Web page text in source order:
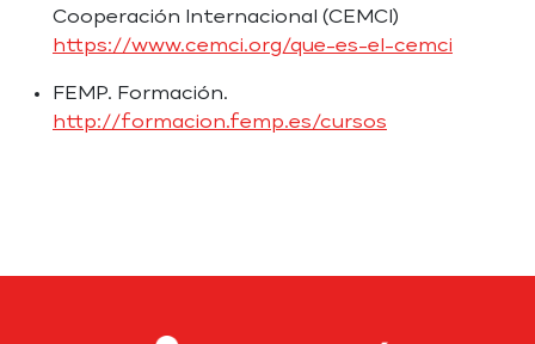
Cooperación Internacional (CEMCI)
https://www.cemci.org/que-es-el-cemci
FEMP. Formación.
http://formacion.femp.es/cursos